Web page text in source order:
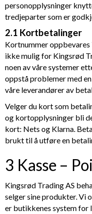
personopplysninger
tredjeparter som er
2.1 Kortbetalinger
Kortnummer oppbevares
ikke mulig for Kingsrød
noen av våre systemer
oppstå problemer med
våre leverandører av
Velger du kort som
og kortopplysninger bli
kort: Nets og Klarna.
brukt til å utføre en
3 Kasse –
Kingsrød Trading AS
selger sine produkter. Vi
er butikkenes system for